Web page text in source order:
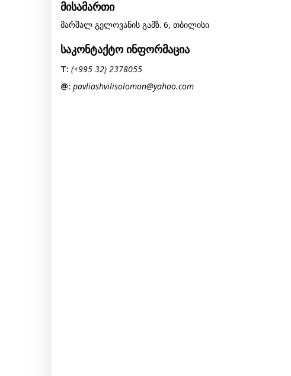
მისამართი
მარშალ გელოვანის გამზ. 6, თბილისი
საკონტაქტო ინფორმაცია
T: (+995 32) 2378055
@: pavliashvilisolomon@yahoo.com